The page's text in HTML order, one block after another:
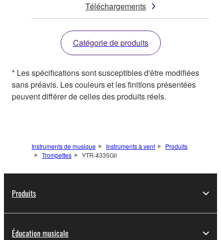
Téléchargements
Catégorie de produits
* Les spécifications sont susceptibles d'être modifiées
sans préavis. Les couleurs et les finitions présentées
peuvent différer de celles des produits réels.
Instruments de musique Instruments à vent
Produits
Trompettes
YTR-4335Gll
Produits
Éducation musicale